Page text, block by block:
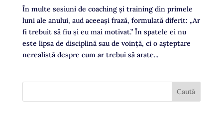
În multe sesiuni de coaching și training din primele
luni ale anului, aud aceeași frază, formulată diferit: „Ar
fi trebuit să fiu și eu mai motivat.” În spatele ei nu
este lipsa de disciplină sau de voință, ci o așteptare
nerealistă despre cum ar trebui să arate...